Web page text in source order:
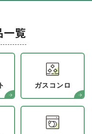
一覧
ガスコンロ